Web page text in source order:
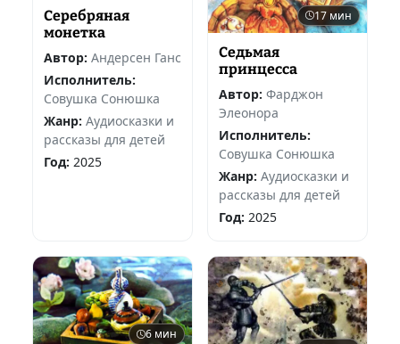
Серебряная
монетка
Автор: Андерсен Ганс
Исполнитель:
Совушка Сонюшка
Жанр: Аудиосказки и
рассказы для детей
Год: 2025
17 мин
Седьмая
принцесса
Автор: Фарджон
Элеонора
Исполнитель:
Совушка Сонюшка
Жанр: Аудиосказки и
рассказы для детей
Год: 2025
6 мин